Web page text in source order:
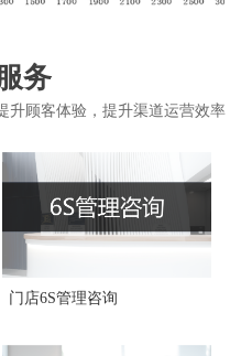
务
升顾客体验，提升渠道运营效率
门店6S管理咨询